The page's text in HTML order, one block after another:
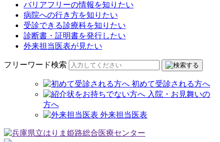
バリアフリーの情報を知りたい
病院への行き方を知りたい
受診できる診療科を知りたい
診断書・証明書を発行したい
外来担当医表が見たい
フリーワード検索
初めて受診される方へ
入院・お見舞いの
方へ
外来担当医表